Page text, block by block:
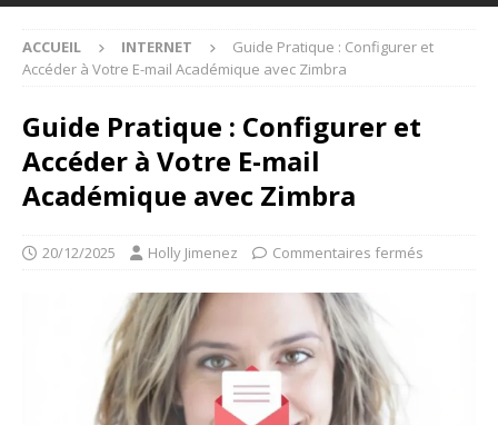
ACCUEIL INTERNET
Guide Pratique : Configurer et
Accéder à Votre E-mail Académique avec Zimbra
Guide Pratique : Configurer et
Accéder à Votre E-mail
Académique avec Zimbra
20/12/2025 Holly Jimenez Commentaires fermés